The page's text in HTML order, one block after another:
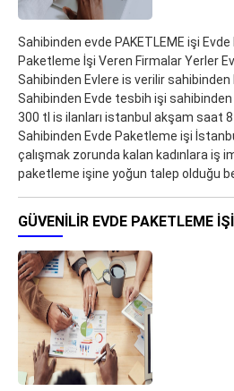
Sahibinden evde PAKETLEME işi
Paketleme İşi Veren Firmalar Yerler
Sahibinden Evlere is verilir
Sahibinden Evde tesbih işi
300 tl is ilanları istanbul akşam saat
Sahibinden Evde Paketleme işi
çalışmak zorunda kalan kadınlara iş
paketleme işine yoğun talep olduğu
GÜVENILIR EVDE PAKETLEME IŞI